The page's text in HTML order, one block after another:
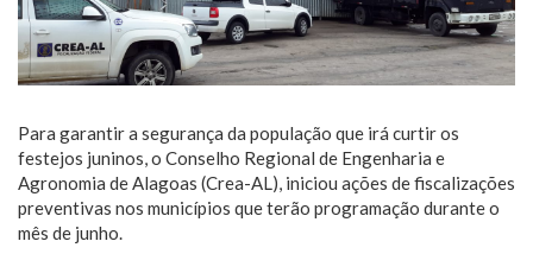
Para garantir a segurança da população que irá curtir os
festejos juninos, o Conselho Regional de Engenharia e
Agronomia de Alagoas (Crea-AL), iniciou ações de fiscalizações
preventivas nos municípios que terão programação durante o
mês de junho.